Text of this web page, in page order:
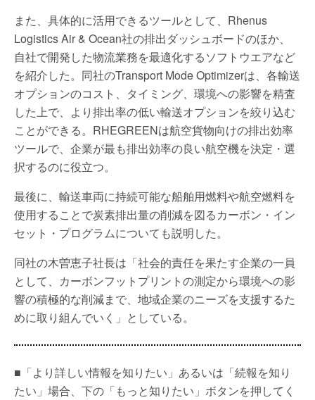
また、具体的に活用できるツールとして、Rhenus
Logistics Air & Ocean社の排出ダッシュボードのほか、
自社で開発した物流業務を最適化するソフトウエアなど
を紹介した。同社のTransport Mode Optimizerは、各輸送
オプションのコスト、タイミング、環境への影響を精査
した上で、より排出率の低い輸送オプションを絞り込む
ことができる。RHEGREENは航空貨物向けの排出効率
ツールで、企業が最も排出効率の良い航空機を決定・選
択するのに役立つ。
最後に、輸送車両に持続可能な船舶用燃料や航空燃料を
使用することで炭素排出量の削減を図るカーボン・イン
セット・プログラムについても説明した。
同社の木曽恵子社長は「社会的責任を果たす企業の一員
として、カーボンフットプリントの測定から環境への影
響の積極的な削減まで、地域企業のニーズを支援するた
めに取り組んでいく」としている。
■「より詳しい情報を知りたい」あるいは「続報を知り
たい」場合、下の「もっと知りたい」ボタンを押してく